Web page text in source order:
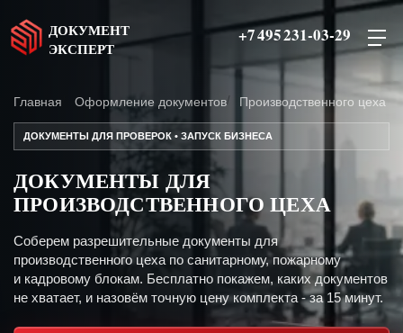
ДОКУМЕНТ
ЭКСПЕРТ
+7 495 231-03-29
Главная Оформление документов Производственного цеха
ДОКУМЕНТЫ ДЛЯ ПРОВЕРОК • ЗАПУСК БИЗНЕСА
ДОКУМЕНТЫ ДЛЯ
ПРОИЗВОДСТВЕННОГО ЦЕХА
Соберем разрешительные документы для
производственного цеха по санитарному, пожарному
и кадровому блокам. Бесплатно покажем, каких документов
не хватает, и назовём точную цену комплекта - за 15 минут.